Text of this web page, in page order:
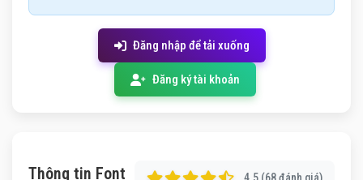
Đăng nhập để tải xuống
Đăng ký tài khoản
Thông tin Font